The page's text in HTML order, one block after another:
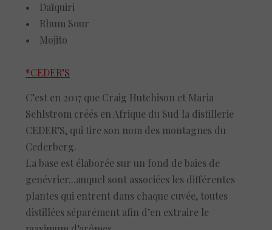
• Daïquiri
• Rhum Sour
• Mojito
*CEDER’S
C’est en 2017 que Craig Hutchison et Maria
Sehlstrom créés en Afrique du Sud la distillerie
CEDER’S, qui tire son nom des montagnes du
Cederberg.
La base est élaborée sur un fond de baies de
genévrier...auquel sont associées les différentes
plantes qui entrent dans chaque cuvée, toutes
distillées séparément afin d’en extraire le